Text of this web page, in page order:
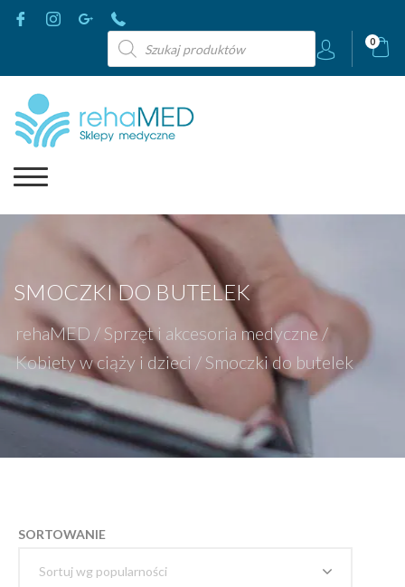
Wyszukiwarka
produktów
0
SMOCZKI DO BUTELEK
rehaMED / Sprzęt i akcesoria medyczne /
Kobiety w ciąży i dzieci / Smoczki do butelek
SORTOWANIE